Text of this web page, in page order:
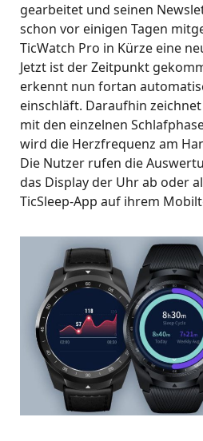
gearbeitet und seinen
schon vor einigen Tagen
TicWatch Pro in Kürze eine
Jetzt ist der Zeitpunkt
erkennt nun fortan
einschläft. Daraufhin
mit den einzelnen
wird die Herzfrequenz am
Die Nutzer rufen die
das Display der Uhr ab oder
TicSleep-App auf ihrem